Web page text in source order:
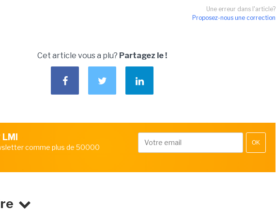
Une erreur dans l'article?
Proposez-nous une correction
Cet article vous a plu? Partagez le !
comme plus de 50000
OK